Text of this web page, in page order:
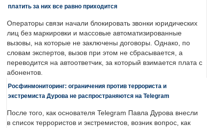
платить за них все равно приходится
Операторы связи начали блокировать звонки юридических
лиц без маркировки и массовые автоматизированные
вызовы, на которые не заключены договоры. Однако, по
словам экспертов, вызов при этом не сбрасывается, а
переводится на автоответчик, за который взимается плата с
абонентов.
Росфинмониторинг: ограничения против террориста и
экстремиста Дурова не распространяются на Telegram
После того, как основателя Telegram Павла Дурова внесли
в список террористов и экстремистов, возник вопрос, как